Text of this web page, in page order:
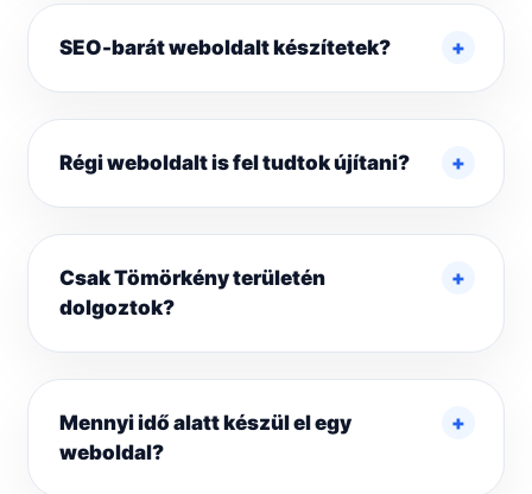
SEO-barát weboldalt készítetek?
Régi weboldalt is fel tudtok újítani?
Csak Tömörkény területén
dolgoztok?
Mennyi idő alatt készül el egy
weboldal?